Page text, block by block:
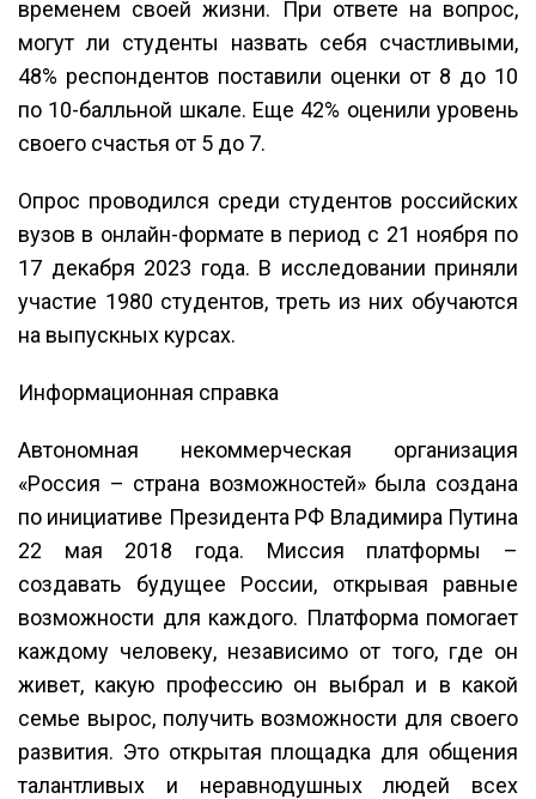
временем своей жизни. При ответе на вопрос,
могут ли студенты назвать себя счастливыми,
48% респондентов поставили оценки от 8 до 10
по 10-балльной шкале. Еще 42% оценили уровень
своего счастья от 5 до 7.
Опрос проводился среди студентов российских
вузов в онлайн-формате в период с 21 ноября по
17 декабря 2023 года. В исследовании приняли
участие 1980 студентов, треть из них обучаются
на выпускных курсах.
Информационная справка
Автономная некоммерческая организация
«Россия – страна возможностей» была создана
по инициативе Президента РФ Владимира Путина
22 мая 2018 года. Миссия платформы –
создавать будущее России, открывая равные
возможности для каждого. Платформа помогает
каждому человеку, независимо от того, где он
живет, какую профессию он выбрал и в какой
семье вырос, получить возможности для своего
развития. Это открытая площадка для общения
талантливых и неравнодушных людей всех